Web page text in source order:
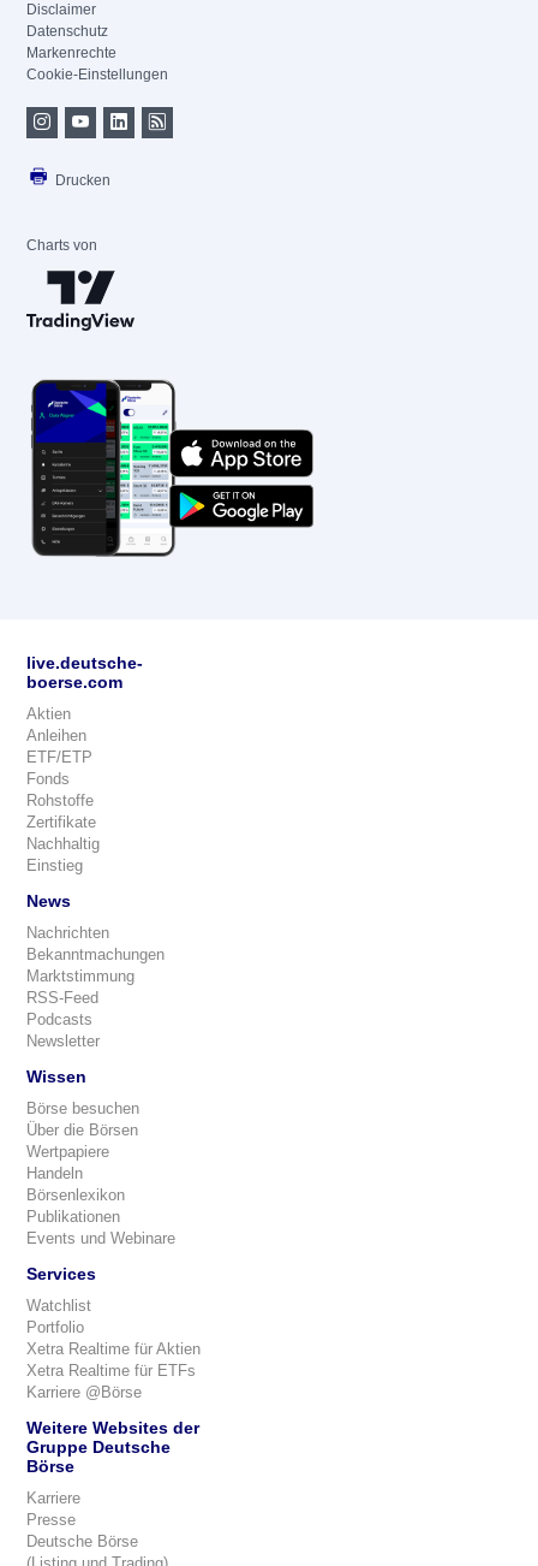
Disclaimer
Datenschutz
Markenrechte
Cookie-Einstellungen
Drucken
Charts von
live.deutsche-
boerse.com
Aktien
Anleihen
ETF/ETP
Fonds
Rohstoffe
Zertifikate
Nachhaltig
Einstieg
News
Nachrichten
Bekanntmachungen
Marktstimmung
RSS-Feed
Podcasts
Newsletter
Wissen
Börse besuchen
Über die Börsen
Wertpapiere
Handeln
Börsenlexikon
Publikationen
Events und Webinare
Services
Watchlist
Portfolio
Xetra Realtime für Aktien
Xetra Realtime für ETFs
Karriere @Börse
Weitere Websites der
Gruppe Deutsche
Börse
Karriere
Presse
Deutsche Börse